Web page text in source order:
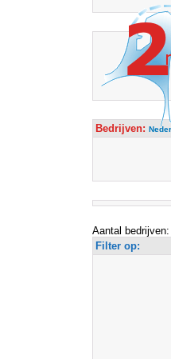
Bedrijven:
Aantal bedrijven:
Filter op: